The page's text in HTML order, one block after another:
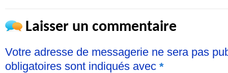
Laisser un commentaire
Votre adresse de messagerie ne sera pas
obligatoires sont indiqués avec *